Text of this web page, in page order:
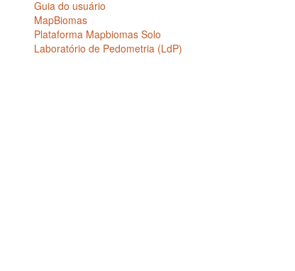
Guia do usuário
MapBiomas
Plataforma Mapbiomas Solo
Laboratório de Pedometria (LdP)